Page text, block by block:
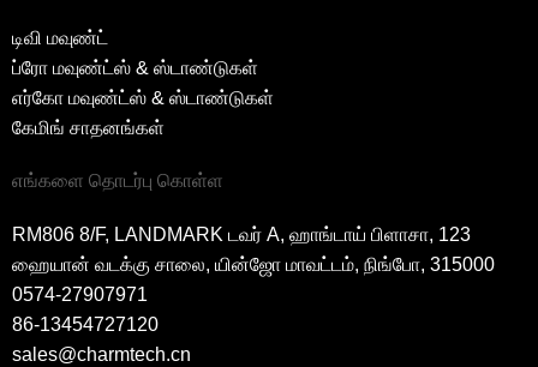
டிவி மவுண்ட்
ப்ரோ மவுண்ட்ஸ் & ஸ்டாண்டுகள்
எர்கோ மவுண்ட்ஸ் & ஸ்டாண்டுகள்
கேமிங் சாதனங்கள்
எங்களை தொடர்பு கொள்ள
RM806 8/F, LANDMARK டவர் A, ஹாங்டாய் பிளாசா, 123
ஹையான் வடக்கு சாலை, யின்ஜோ மாவட்டம், நிங்போ, 315000
0574-27907971
86-13454727120
sales@charmtech.cn